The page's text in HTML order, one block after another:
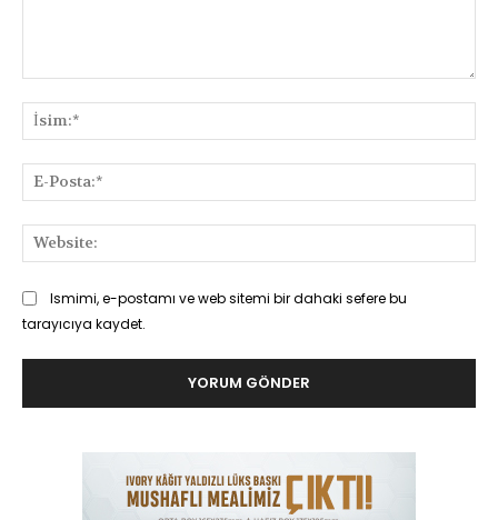
Ismimi, e-postamı ve web sitemi bir dahaki sefere bu
tarayıcıya kaydet.